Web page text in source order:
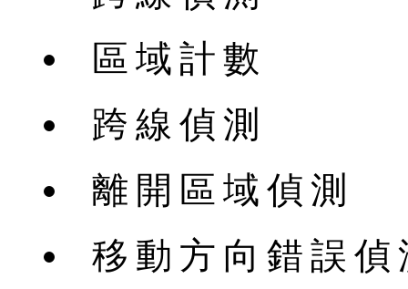
區域計數
跨線偵測
離開區域偵測
移動方向錯誤偵